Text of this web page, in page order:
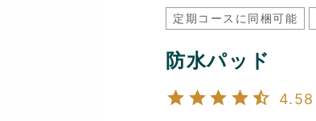
定期コースに同梱可能
防水パッド
4.58